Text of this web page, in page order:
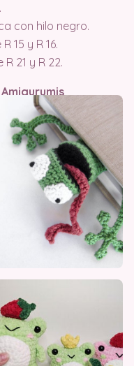
con hilo negro.
15 y R 16.
21 y R 22.